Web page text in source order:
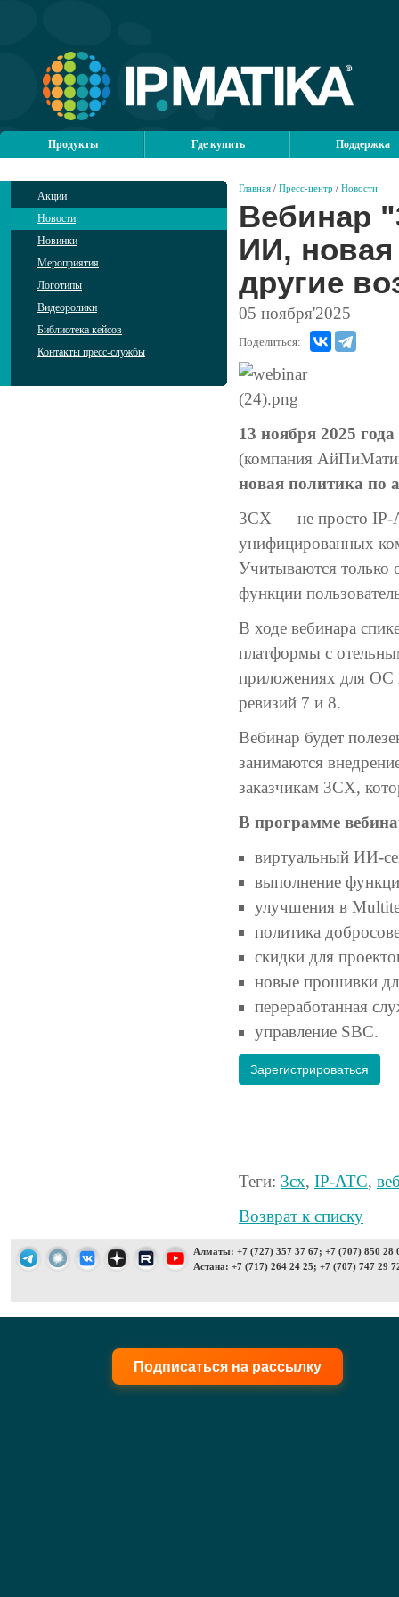
Продукты Где купить Поддержка
Акции
Новости
Новинки
Мероприятия
Логотипы
Видеоролики
Библиотека кейсов
Контакты пресс-службы
Главная / Пресс-центр / Новости
Вебинар
ИИ, новая
другие
05 ноября'2025
Поделиться:
13 ноября 2025
(компания
новая политика по
3CX — не просто IP-
унифицированных
Учитываются только
функции
В ходе вебинара
платформы с
приложениях для ОС
ревизий 7 и 8.
Вебинар будет
занимаются
заказчикам 3CX,
В программе
виртуальный ИИ-
выполнение
улучшения в
политика
скидки для
новые прошивки
переработанная
управление SBC.
Зарегистрироваться
Теги: 3cx, IP-АТС,
Возврат к списку
Алматы: +7 (727) 357 37 67; +7 (707) 850 28
Астана: +7 (717) 264 24 25; +7 (707) 747 29
Подписаться на рассылку